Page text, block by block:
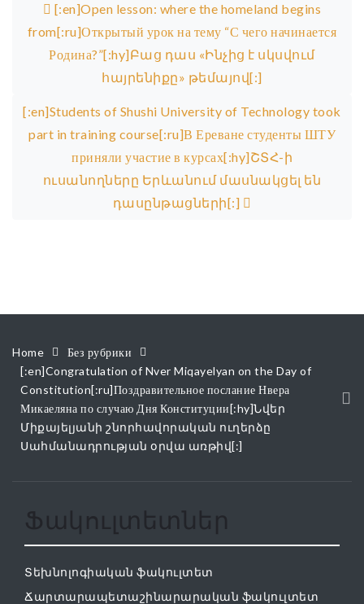
[:en]Open lesson: where the homeland begins
from[:ru]Открытый урок на тему “С чего начинается
Родина?”[:hy]Բաց դաս «Ինչից է սկսվում
հայրենիքը» թեմայով[:]
[:en]Students of Shushi University of Technology took
part in training course[:ru]В Ереване студенты ШТУ
приняли участие в курсах[:hy]ՇՏՀ-ի
ուսանողները Երևանում մասնակցել են
դասընթացների[:]
Home
Без рубрики
[:en]Congratulation of Nver Miqayelyan on the Day of
Constitution[:ru]Поздравительное послание Нвера
Микаеляна по случаю Дня Конституции[:hy]Նվեր
Միքայելյանի շնորհավորական ուղերձը
Սահմանադրության օրվա առթիվ[:]
Ֆակուլտետներ
Տեխնոլոգիական ֆակուլտետ
Ճարտարապետաշինարարական ֆակուլտետ